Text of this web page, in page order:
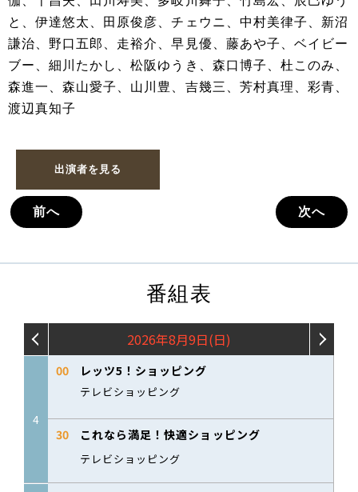
と、伊達悠太、田原俊彦、チェウニ、中村美律子、新沼
謙治、野口五郎、走裕介、早見優、藤あや子、ベイビー
ブー、細川たかし、松阪ゆうき、森口博子、杜このみ、
森進一、森山愛子、山川豊、吉幾三、芳村真理、彩青、
渡辺真知子
出演者を見る
前へ 次へ
番組表